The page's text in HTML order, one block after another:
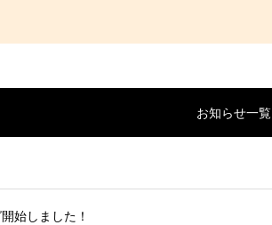
お知らせ一覧
始しました！